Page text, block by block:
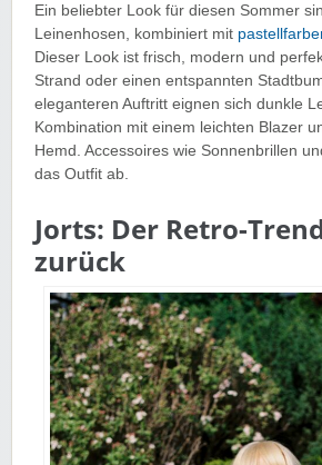
Ein beliebter Look für diesen Sommer
Leinenhosen, kombiniert mit
Dieser Look ist frisch, modern und
Strand oder einen entspannten
eleganteren Auftritt eignen sich dunkle
Kombination mit einem leichten Blazer
Hemd. Accessoires wie Sonnenbrillen
das Outfit ab.
Jorts: Der Retro-
zurück